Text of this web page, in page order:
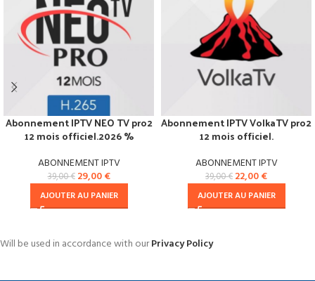
Abonnement IPTV NEO TV pro2
12 mois officiel.2026 %
ABONNEMENT IPTV
39,00€ 29,00€
AJOUTER AU PANIER
Abonnement IPTV VolkaTV pro2
12 mois officiel.
ABONNEMENT IPTV
39,00€ 22,00€
AJOUTER AU PANIER
Will be used in accordance with ourPrivacy Policy